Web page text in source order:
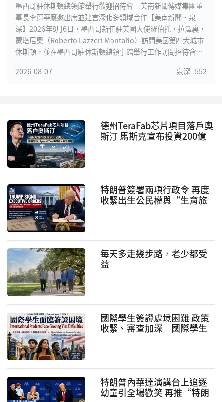
墨西哥駐休斯頓總領館舉行歡迎招待會 美南新聞傳媒集團董
事長李蔚華應邀出席並建言深化多領域合作【美南新聞·泉
深】2026年8月6日，墨西哥新任駐美國大使羅伯托·拉澤裏·
蒙塔尼奧（Roberto Lazzeri Montaño）訪問美國第四大城市
休斯頓，並在墨西哥駐休斯頓總領事館舉行工作訪問招待會。
表，以及墨西哥裔社區重要領袖等齊聚一堂，就進一步加強美
2026-08-07 泉深 552
德州TeraFab芯片項目落戶奧
斯汀 馬斯克宣布投資200億
特朗普簽署兩項行政令 再度
收緊出生公民權與“生育旅
每天多走幾步路，老少都受
益
國際學生簽證處境困難 政策
收緊、審查加深 國際學生
特朗普內華達演講台上追逐
幼童引全場歡笑 再推“特朗